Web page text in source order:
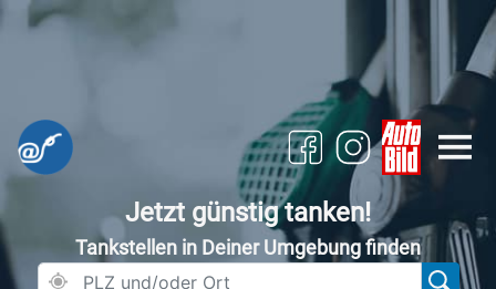
Jetzt günstig tanken!
Tankstellen in Deiner Umgebung finden